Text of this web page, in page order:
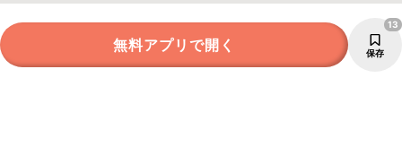
無料アプリで開く 保存
13